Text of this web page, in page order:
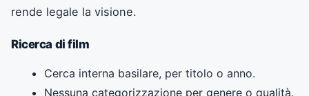
rende legale la visione.
Ricerca di film
Cerca interna basilare, per titolo o anno.
Nessuna categorizzazione per genere o qualità.